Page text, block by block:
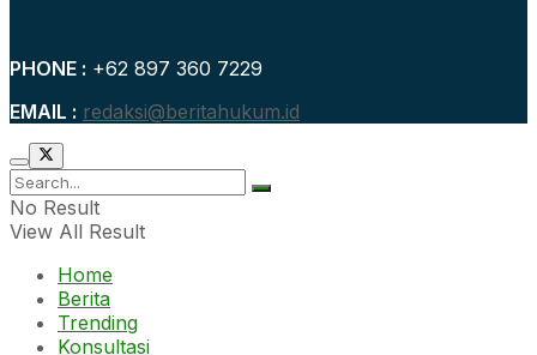
PHONE : +62 897 360 7229
EMAIL : redaksi@beritahukum.id
No Result
View All Result
Home
Berita
Trending
Konsultasi